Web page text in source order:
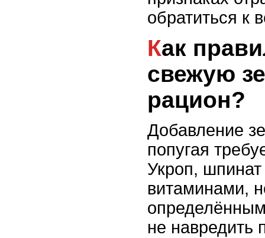
обратиться к
Как правильно вводить
свежую
рацион?
Добавление
попугая
Укроп,
витаминами,
не навредить